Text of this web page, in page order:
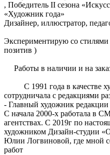
, Победитель II сезона
«Художник года»
Дизайнер, иллюстратор,
Экспериментирую со стилями
позитив )
Работы в наличии и на
С 1991 года в качестве
сотрудничала с редакциями
- Главный художник
С начала 2000-х работала в
агентствах. С 2019г по
художником Дизайн-студии
Юлии Логвиновой, где мной
работ